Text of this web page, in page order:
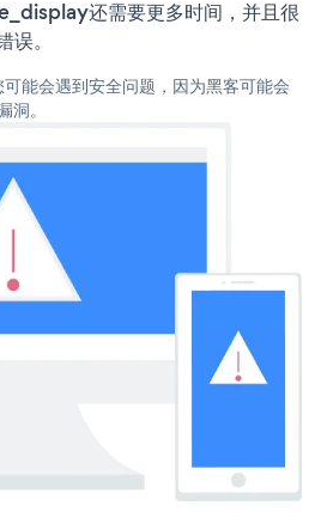
还需要更多时间，并且很
。
能会遇到安全问题，因为黑客可能会
。